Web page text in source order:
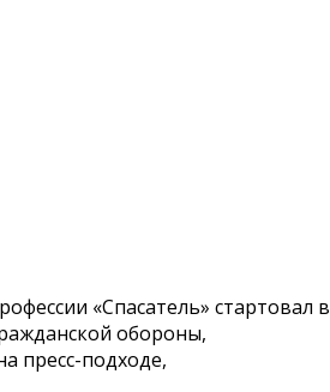
«Спасатель» стартовал в
обороны,
пресс-подходе,